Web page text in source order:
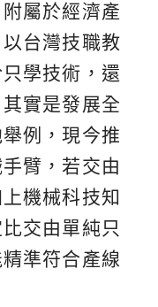
屬於經濟產
台灣技職教
學技術，還
實是發展全
例，現今推
臂，若交由
機械科技知
交由單純只
準符合產線